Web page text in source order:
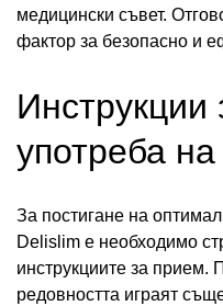
медицински съвет.
фактор за безопасно и
Инструкции
употреба
За постигане на
Delislim е необходимо
инструкциите за прием.
редовността играят